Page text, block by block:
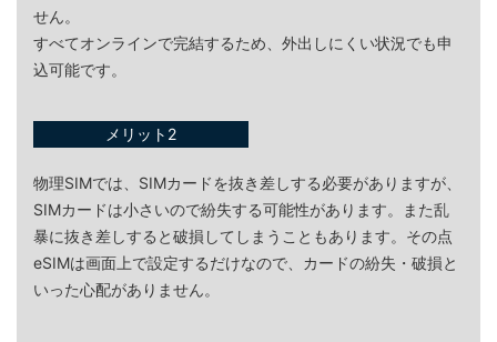
せん。
すべてオンラインで完結するため、外出しにくい状況でも申
込可能です。
メリット2
物理SIMでは、SIMカードを抜き差しする必要がありますが、
SIMカードは小さいので紛失する可能性があります。また乱
暴に抜き差しすると破損してしまうこともあります。その点
eSIMは画面上で設定するだけなので、カードの紛失・破損と
いった心配がありません。